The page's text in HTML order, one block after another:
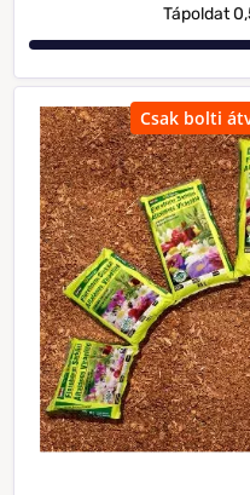
Tápoldat
Csak bolti